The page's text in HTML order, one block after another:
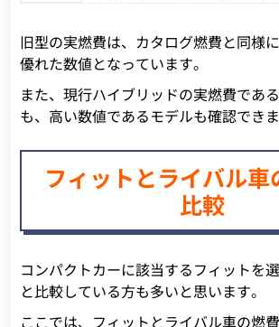
旧型の実燃費は、カタログ燃費と同様
優れた数値となっています。
また、現行ハイブリッドの実燃費であ
も、高い数値であるモデルも確認できま
フィットとライバル車
比較
コンパクトカーに該当するフィットを
と比較している方も多いと思います。
ここでは、フィットとライバル車の燃